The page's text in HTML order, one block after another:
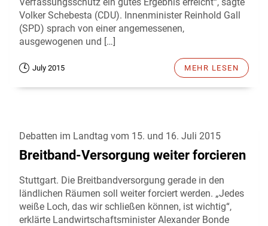
Volker Schebesta (CDU). Innenminister Reinhold Gall
(SPD) sprach von einer angemessenen,
ausgewogenen und […]
July 2015 MEHR LESEN
Debatten im Landtag vom 15. und 16. Juli 2015
Breitband-Versorgung weiter forcieren
Stuttgart. Die Breitbandversorgung gerade in den
ländlichen Räumen soll weiter forciert werden. „Jedes
weiße Loch, das wir schließen können, ist wichtig“,
erklärte Landwirtschaftsminister Alexander Bonde